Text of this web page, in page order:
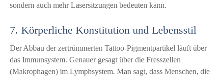
sondern auch mehr Lasersitzungen bedeuten kann.
7. Körperliche Konstitution und Lebensstil
Der Abbau der zertrümmerten Tattoo-Pigmentpartikel läuft über
das Immunsystem. Genauer gesagt über die Fresszellen
(Makrophagen) im Lymphsystem. Man sagt, dass Menschen, die